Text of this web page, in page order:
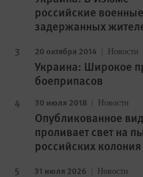
российские
задержанных
20 октября 2014 Новости
Украина: Широкое
боеприпасов
30 июля 2018 Новости
Опубликованное
проливает свет на
российских колония
31 июля 2026 Новости